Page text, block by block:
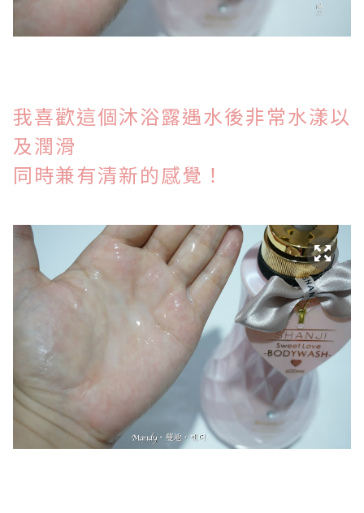
我喜歡這個沐浴露遇水後非常水漾以
及潤滑
同時兼有清新的感覺！